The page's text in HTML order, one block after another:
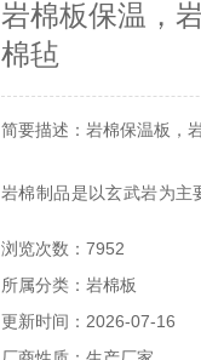
岩棉板保温，
棉毡
简要描述：岩棉保温板，
岩棉制品是以玄武岩为主
等不同产品。岩棉制品用
温管线、罐体、设备以及
浏览次数：7952
所属分类：岩棉板
更新时间：2026-07-16